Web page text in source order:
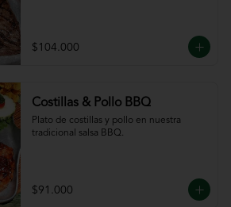
$104.000
Costillas & Pollo BBQ
Plato de costillas y pollo en nuestra
tradicional salsa BBQ.
$91.000